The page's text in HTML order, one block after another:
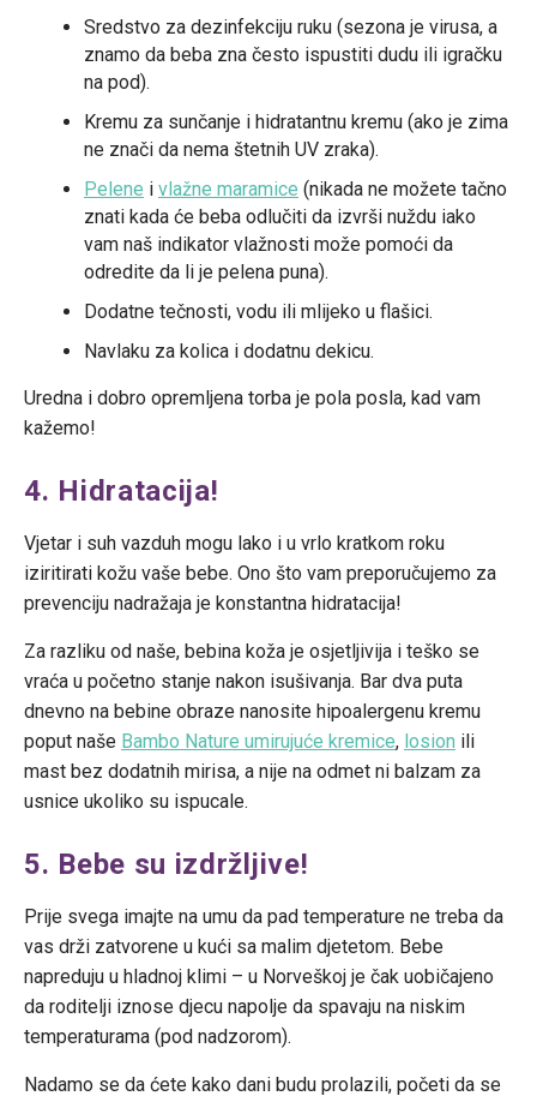
Sredstvo za dezinfekciju ruku (sezona je virusa, a
znamo da beba zna često ispustiti dudu ili igračku
na pod).
Kremu za sunčanje i hidratantnu kremu (ako je zima
ne znači da nema štetnih UV zraka).
Pelene i vlažne maramice (nikada ne možete tačno
znati kada će beba odlučiti da izvrši nuždu iako
vam naš indikator vlažnosti može pomoći da
odredite da li je pelena puna).
Dodatne tečnosti, vodu ili mlijeko u flašici.
Navlaku za kolica i dodatnu dekicu.
Uredna i dobro opremljena torba je pola posla, kad vam
kažemo!
4. Hidratacija!
Vjetar i suh vazduh mogu lako i u vrlo kratkom roku
iziritirati kožu vaše bebe. Ono što vam preporučujemo za
prevenciju nadražaja je konstantna hidratacija!
Za razliku od naše, bebina koža je osjetljivija i teško se
vraća u početno stanje nakon isušivanja. Bar dva puta
dnevno na bebine obraze nanosite hipoalergenu kremu
poput naše Bambo Nature umirujuće kremice, losion ili
mast bez dodatnih mirisa, a nije na odmet ni balzam za
usnice ukoliko su ispucale.
5. Bebe su izdržljive!
Prije svega imajte na umu da pad temperature ne treba da
vas drži zatvorene u kući sa malim djetetom. Bebe
napreduju u hladnoj klimi – u Norveškoj je čak uobičajeno
da roditelji iznose djecu napolje da spavaju na niskim
temperaturama (pod nadzorom).
Nadamo se da ćete kako dani budu prolazili, početi da se